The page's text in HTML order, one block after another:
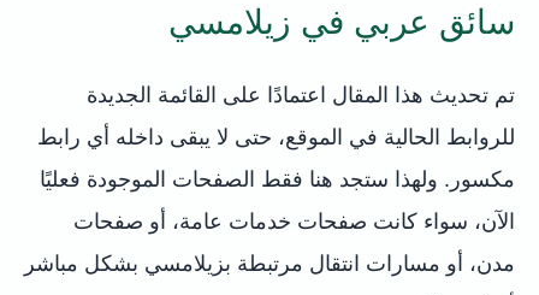
سائق عربي في زيلامسي
تم تحديث هذا المقال اعتمادًا على القائمة الجديدة
للروابط الحالية في الموقع، حتى لا يبقى داخله أي رابط
مكسور. ولهذا ستجد هنا فقط الصفحات الموجودة فعليًا
الآن، سواء كانت صفحات خدمات عامة، أو صفحات
مدن، أو مسارات انتقال مرتبطة بزيلامسي بشكل مباشر